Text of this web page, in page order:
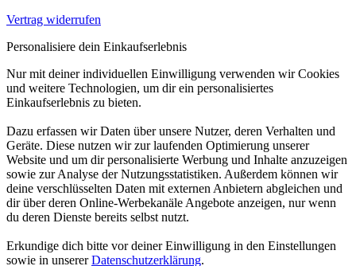
Vertrag widerrufen
Personalisiere dein Einkaufserlebnis
Nur mit deiner individuellen Einwilligung verwenden wir Cookies
und weitere Technologien, um dir ein personalisiertes
Einkaufserlebnis zu bieten.
Dazu erfassen wir Daten über unsere Nutzer, deren Verhalten und
Geräte. Diese nutzen wir zur laufenden Optimierung unserer
Website und um dir personalisierte Werbung und Inhalte anzuzeigen
sowie zur Analyse der Nutzungsstatistiken. Außerdem können wir
deine verschlüsselten Daten mit externen Anbietern abgleichen und
dir über deren Online-Werbekanäle Angebote anzeigen, nur wenn
du deren Dienste bereits selbst nutzt.
Erkundige dich bitte vor deiner Einwilligung in den Einstellungen
sowie in unsererDatenschutzerklärung.